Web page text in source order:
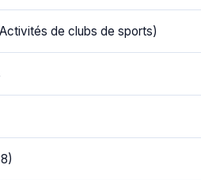
de clubs de sports)